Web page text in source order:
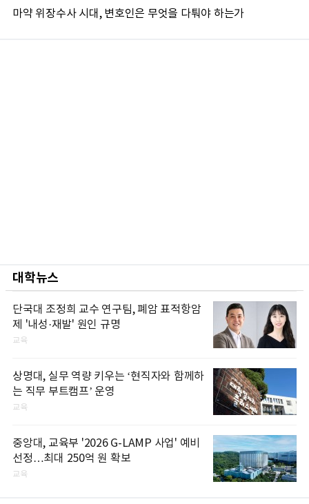
마약 위장수사 시대, 변호인은 무엇을 다퉈야 하는가
대학뉴스
단국대 조정희 교수 연구팀, 폐암 표적항암
제 '내성·재발' 원인 규명
교육
상명대, 실무 역량 키우는 ‘현직자와 함께하
는 직무 부트캠프’ 운영
교육
중앙대, 교육부 '2026 G-LAMP 사업' 예비
선정…최대 250억 원 확보
교육